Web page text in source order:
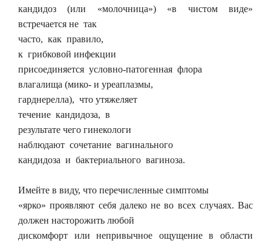
кандидоз (или «молочница») «в чистом виде»
встречается не так
часто, как правило,
к грибковой инфекции
присоединяется условно-патогенная флора
влагалища (мико- и уреаплазмы,
гарднерелла), что утяжеляет
течение кандидоза, в
результате чего гинекологи
наблюдают сочетание вагинального
кандидоза и бактериального вагиноза.
Имейте в виду, что перечисленные симптомы
«ярко» проявляют себя далеко не во всех случаях. Вас
должен насторожить любой
дискомфорт или непривычное ощущение в области